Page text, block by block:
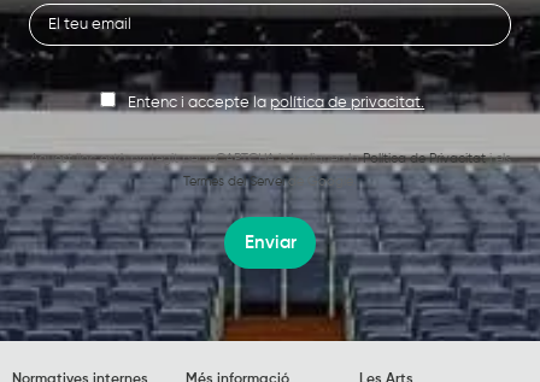
Entenc i accepte lapolítica de privacitat.
Aquest lloc està protegit per reCAPTCHA i s’apliquen laPolítica de Privacitati els
Termes del Serveide Google.
Enviar